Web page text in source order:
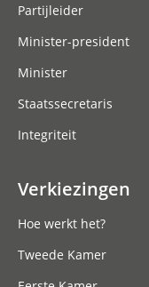
Partijleider
Minister-president
Minister
Staatssecretaris
Integriteit
Verkiezingen
Hoe werkt het?
Tweede Kamer